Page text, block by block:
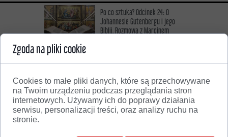
Po co sztuka? Odcinek 24: O
Johannesie Gutenbergu i jego
Biblii. Rozmowa z Marcinem
Czytaj więcej
Po co sztuka? Odcinek 23: O
kobietach przy sztalugach i
innych osobliwościach. Rozmowa
Zgoda na pliki cookie
Cookies to małe pliki danych, które są przechowywane
na Twoim urządzeniu podczas przeglądania stron
internetowych. Używamy ich do poprawy działania
serwisu, personalizacji treści, oraz analizy ruchu na
stronie.